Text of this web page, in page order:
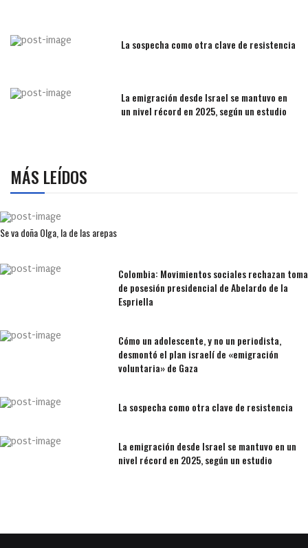
La sospecha como otra clave de resistencia
La emigración desde Israel se mantuvo en
un nivel récord en 2025, según un estudio
MÁS LEÍDOS
Se va doña Olga, la de las arepas
Colombia: Movimientos sociales rechazan toma
de posesión presidencial de Abelardo de la
Espriella
Cómo un adolescente, y no un periodista,
desmontó el plan israelí de «emigración
voluntaria» de Gaza
La sospecha como otra clave de resistencia
La emigración desde Israel se mantuvo en un
nivel récord en 2025, según un estudio